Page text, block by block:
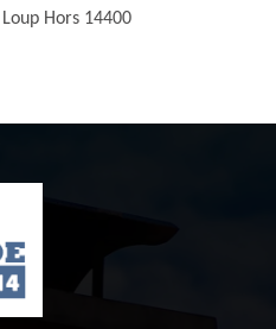
Hors 14400